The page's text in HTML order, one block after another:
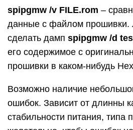
spipgmw /v FILE.rom –
данные с файлом прошивки.
сделать дамп spipgmw /d
его содержимое с
прошивки в каком-нибудь
Возможно наличие
ошибок. Зависит от длинны
стабильности питания, типа